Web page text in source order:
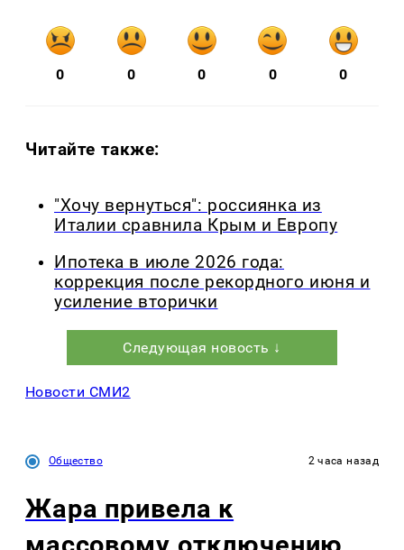
0 0 0 0 0
Читайте также:
"Хочу вернуться": россиянка из
Италии сравнила Крым и Европу
Ипотека в июле 2026 года:
коррекция после рекордного июня и
усиление вторички
Следующая новость ↓
Новости СМИ2
Общество 2 часа назад
Жара привела к